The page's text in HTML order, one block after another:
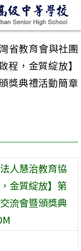
省教育會與社團
，金質綻放】
獎典禮活動簡章
人慧治教育協
金質綻放】第
流會暨頒獎典